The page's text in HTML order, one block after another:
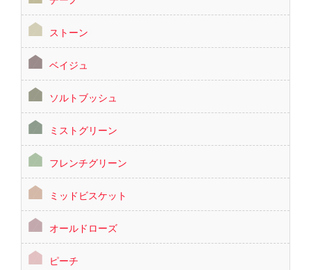
ストーン
ベイジュ
ソルトブッシュ
ミストグリーン
フレンチグリーン
ミッドビスケット
オールドローズ
ピーチ